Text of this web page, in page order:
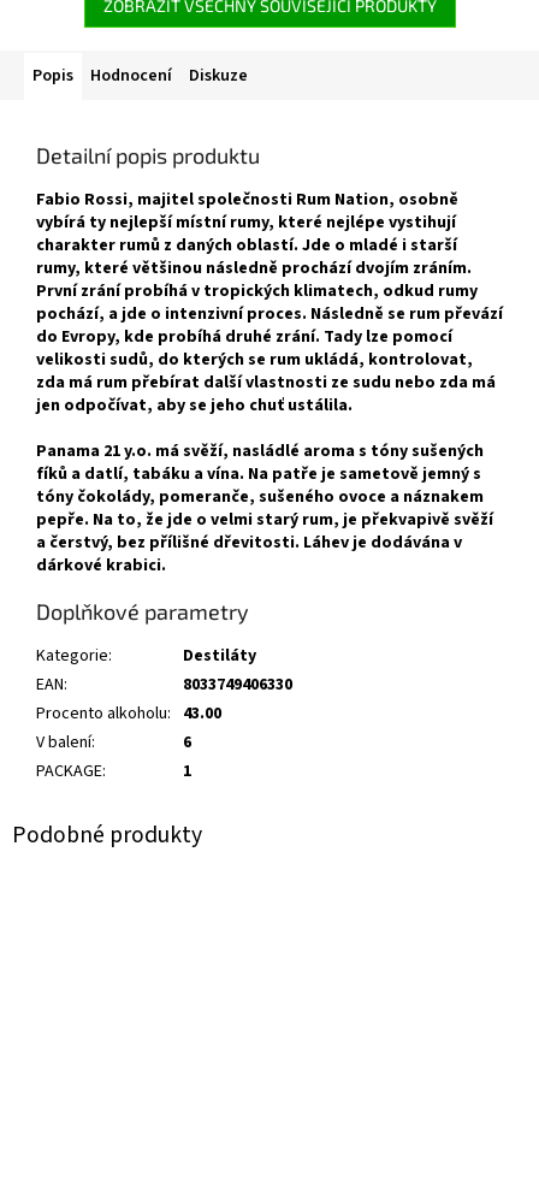
ZOBRAZIT VŠECHNY SOUVISEJÍCÍ PRODUKTY
Popis Hodnocení Diskuze
Detailní popis produktu
Fabio Rossi, majitel společnosti Rum Nation, osobně
vybírá ty nejlepší místní rumy, které nejlépe vystihují
charakter rumů z daných oblastí. Jde o mladé i starší
rumy, které většinou následně prochází dvojím zráním.
První zrání probíhá v tropických klimatech, odkud rumy
pochází, a jde o intenzivní proces. Následně se rum převází
do Evropy, kde probíhá druhé zrání. Tady lze pomocí
velikosti sudů, do kterých se rum ukládá, kontrolovat,
zda má rum přebírat další vlastnosti ze sudu nebo zda má
jen odpočívat, aby se jeho chuť ustálila.
Panama 21 y.o. má svěží, nasládlé aroma s tóny sušených
fíků a datlí, tabáku a vína. Na patře je sametově jemný s
tóny čokolády, pomeranče, sušeného ovoce a náznakem
pepře. Na to, že jde o velmi starý rum, je překvapivě svěží
a čerstvý, bez přílišné dřevitosti. Láhev je dodávána v
dárkové krabici.
Doplňkové parametry
Kategorie:
Destiláty
EAN:
8033749406330
Procento alkoholu: 43.00
V balení:
6
PACKAGE: 1